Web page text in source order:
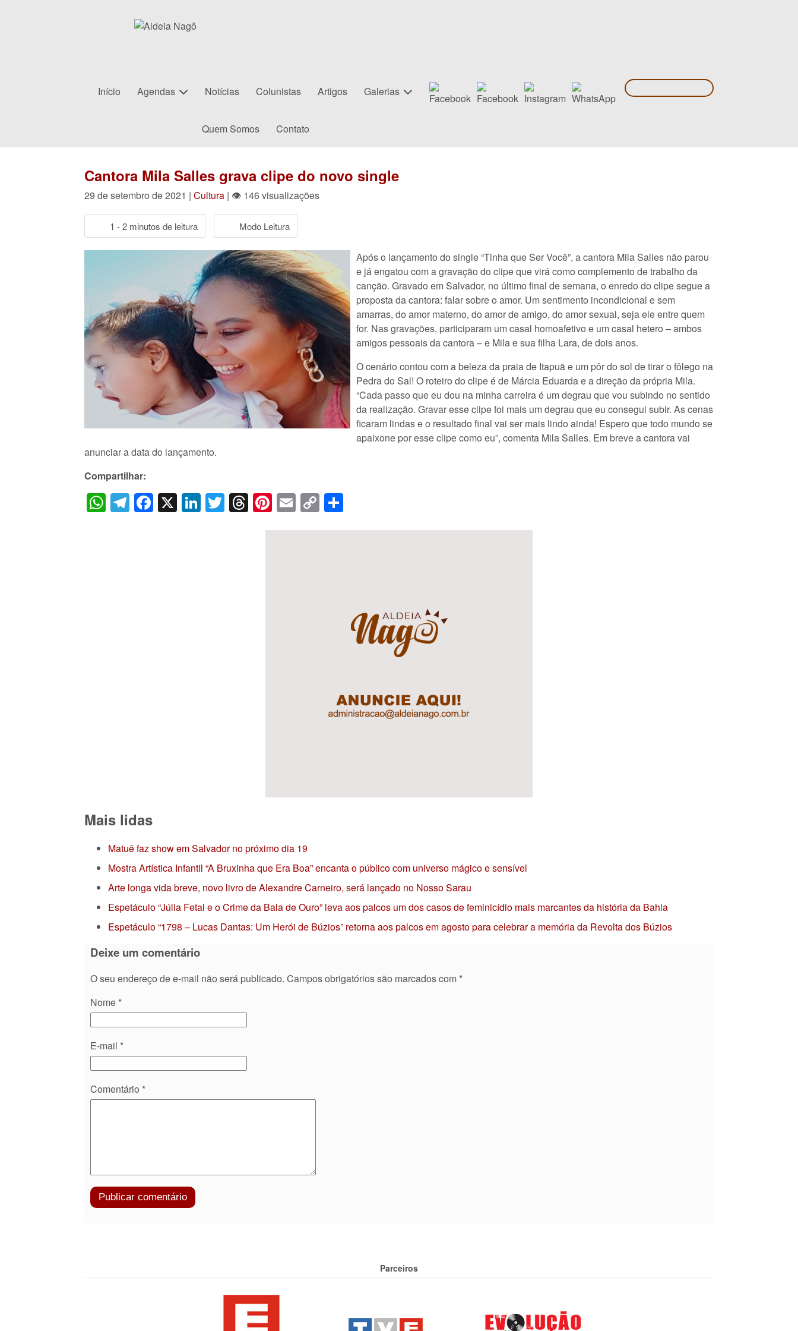
Início Agendas Notícias Colunistas Artigos Galerias
Quem Somos Contato
Cantora Mila Salles grava clipe do novo single
29 de setembro de 2021 | Cultura | 👁 146 visualizações
1 - 2 minutos de leitura Modo Leitura
Após o lançamento do single “Tinha que Ser Você”, a cantora Mila Salles não parou
e já engatou com a gravação do clipe que virá como complemento de trabalho da
canção. Gravado em Salvador, no último final de semana, o enredo do clipe segue a
proposta da cantora: falar sobre o amor. Um sentimento incondicional e sem
amarras, do amor materno, do amor de amigo, do amor sexual, seja ele entre quem
for. Nas gravações, participaram um casal homoafetivo e um casal hetero – ambos
amigos pessoais da cantora – e Mila e sua filha Lara, de dois anos.
O cenário contou com a beleza da praia de Itapuã e um pôr do sol de tirar o fôlego na
Pedra do Sal! O roteiro do clipe é de Márcia Eduarda e a direção da própria Mila.
“Cada passo que eu dou na minha carreira é um degrau que vou subindo no sentido
da realização. Gravar esse clipe foi mais um degrau que eu consegui subir. As cenas
ficaram lindas e o resultado final vai ser mais lindo ainda! Espero que todo mundo se
apaixone por esse clipe como eu”, comenta Mila Salles. Em breve a cantora vai
anunciar a data do lançamento.
Compartilhar:
WhatsApp
Telegram
Facebook
X LinkedIn
Twitter
Threads
Pinterest
Email
Copy
Link
Mais lidas
Matuê faz show em Salvador no próximo dia 19
Mostra Artística Infantil “A Bruxinha que Era Boa” encanta o público com universo mágico e sensível
Arte longa vida breve, novo livro de Alexandre Carneiro, será lançado no Nosso Sarau
Espetáculo “Júlia Fetal e o Crime da Bala de Ouro” leva aos palcos um dos casos de feminicídio mais marcantes da história da Bahia
Espetáculo “1798 – Lucas Dantas: Um Herói de Búzios” retorna aos palcos em agosto para celebrar a memória da Revolta dos Búzios
Deixe um comentário
O seu endereço de e-mail não será publicado. Campos obrigatórios são marcados com *
Nome *
E-mail *
Comentário *
Parceiros